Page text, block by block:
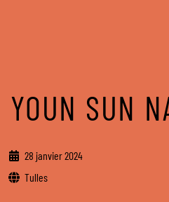
YOUN SUN
28 janvier 2024
Tulles